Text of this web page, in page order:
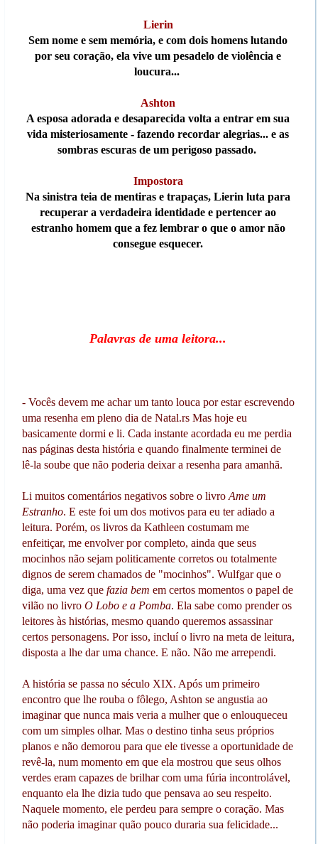
Lierin
Sem nome e sem memória, e com dois homens lutando
por seu coração, ela vive um pesadelo de violência e
loucura...
Ashton
A esposa adorada e desaparecida volta a entrar em sua
vida misteriosamente - fazendo recordar alegrias... e as
sombras escuras de um perigoso passado.
Impostora
Na sinistra teia de mentiras e trapaças, Lierin luta para
recuperar a verdadeira identidade e pertencer ao
estranho homem que a fez lembrar o que o amor não
consegue esquecer.
Palavras de uma leitora...
- Vocês devem me achar um tanto louca por estar escrevendo
uma resenha em pleno dia de Natal.rs Mas hoje eu
basicamente dormi e li. Cada instante acordada eu me perdia
nas páginas desta história e quando finalmente terminei de
lê-la soube que não poderia deixar a resenha para amanhã.
Li muitos comentários negativos sobre o livro Ame um
Estranho. E este foi um dos motivos para eu ter adiado a
leitura. Porém, os livros da Kathleen costumam me
enfeitiçar, me envolver por completo, ainda que seus
mocinhos não sejam politicamente corretos ou totalmente
dignos de serem chamados de "mocinhos". Wulfgar que o
diga, uma vez que fazia bem em certos momentos o papel de
vilão no livro O Lobo e a Pomba. Ela sabe como prender os
leitores às histórias, mesmo quando queremos assassinar
certos personagens. Por isso, incluí o livro na meta de leitura,
disposta a lhe dar uma chance. E não. Não me arrependi.
A história se passa no século XIX. Após um primeiro
encontro que lhe rouba o fôlego, Ashton se angustia ao
imaginar que nunca mais veria a mulher que o enlouqueceu
com um simples olhar. Mas o destino tinha seus próprios
planos e não demorou para que ele tivesse a oportunidade de
revê-la, num momento em que ela mostrou que seus olhos
verdes eram capazes de brilhar com uma fúria incontrolável,
enquanto ela lhe dizia tudo que pensava ao seu respeito.
Naquele momento, ele perdeu para sempre o coração. Mas
não poderia imaginar quão pouco duraria sua felicidade...